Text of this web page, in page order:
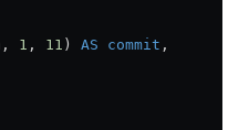
1 , 11 ) AS commit ,